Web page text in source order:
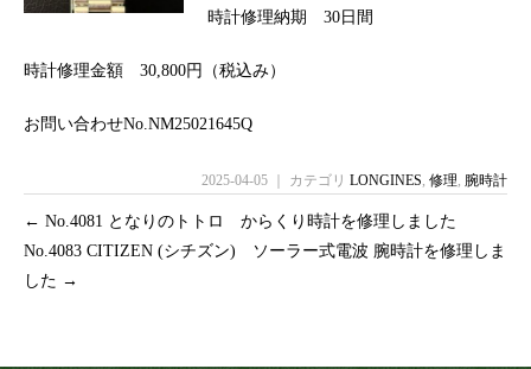
時計修理納期 30日間
時計修理金額 30,800円（税込み）
お問い合わせNo.NM25021645Q
2025-04-05 ｜ カテゴリ LONGINES, 修理, 腕時計
← No.4081 となりのトトロ からくり時計を修理しました
No.4083 CITIZEN (シチズン) ソーラー式電波 腕時計を修理しま
した →